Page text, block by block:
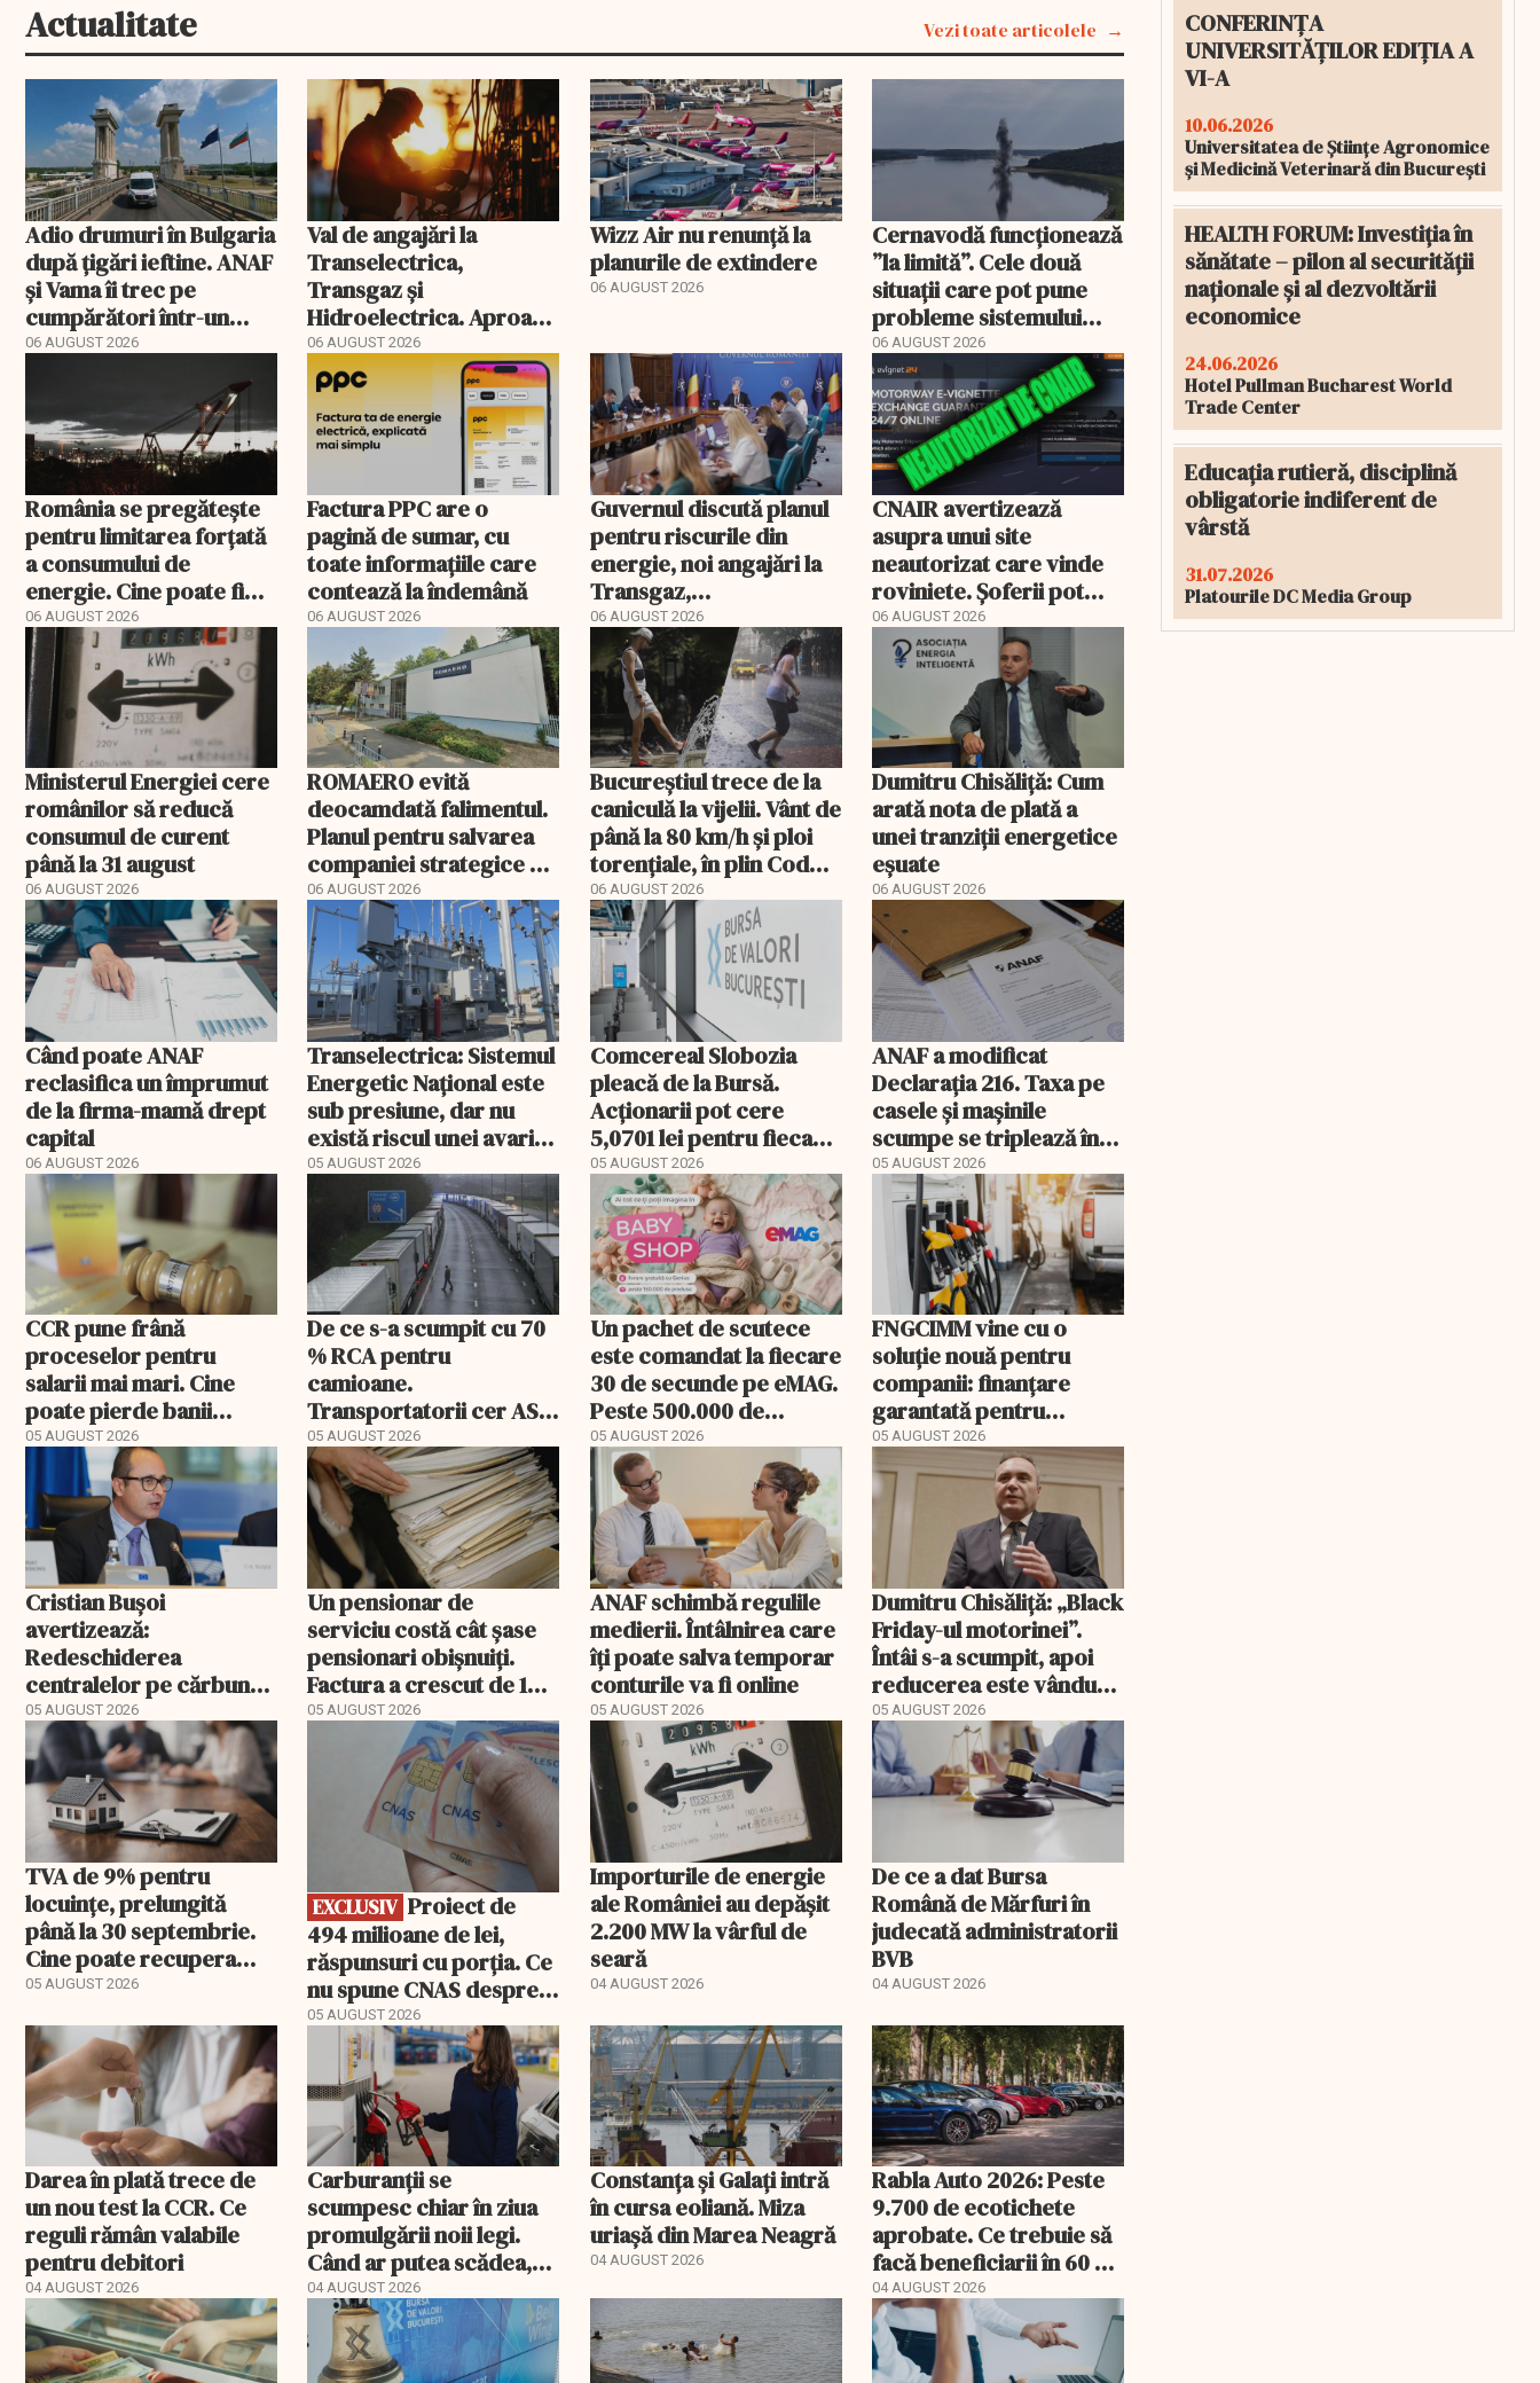
Actualitate Vezi toate articolele
Adio drumuri în Bulgaria
după țigări ieftine. ANAF
și Vama îi trec pe
cumpărători într-un
registru electronic
06 AUGUST 2026
Val de angajări la
Transelectrica,
Transgaz și
Hidroelectrica. Aproape
400 de posturi aprobate
06 AUGUST 2026
Wizz Air nu renunță la
planurile de extindere
06 AUGUST 2026
Cernavodă funcționează
”la limită”. Cele două
situații care pot pune
probleme sistemului
energetic
06 AUGUST 2026
România se pregătește
pentru limitarea forțată
a consumului de
energie. Cine poate fi
deconectat
06 AUGUST 2026
Factura PPC are o
pagină de sumar, cu
toate informațiile care
contează la îndemână
06 AUGUST 2026
Guvernul discută planul
pentru riscurile din
energie, noi angajări la
Transgaz,
Transelectrica și
Hidroelectrica și
programul pentru di
06 AUGUST 2026
CNAIR avertizează
asupra unui site
neautorizat care vinde
roviniete. Șoferii pot
plăti și cu 186% mai mult
06 AUGUST 2026
Ministerul Energiei cere
românilor să reducă
consumul de curent
până la 31 august
06 AUGUST 2026
ROMAERO evită
deocamdată falimentul.
Planul pentru salvarea
companiei strategice a
fost confirmat
06 AUGUST 2026
Bucureștiul trece de la
caniculă la vijelii. Vânt de
până la 80 km/h și ploi
torențiale, în plin Cod
portocaliu
06 AUGUST 2026
Dumitru Chisăliță: Cum
arată nota de plată a
unei tranziții energetice
eșuate
06 AUGUST 2026
Când poate ANAF
reclasifica un împrumut
de la firma-mamă drept
capital
06 AUGUST 2026
Transelectrica: Sistemul
Energetic Național este
sub presiune, dar nu
există riscul unei avarii
majore
05 AUGUST 2026
Comcereal Slobozia
pleacă de la Bursă.
Acționarii pot cere
5,0701 lei pentru fiecare
acțiune
05 AUGUST 2026
ANAF a modificat
Declarația 216. Taxa pe
casele și mașinile
scumpe se triplează în
2026
05 AUGUST 2026
CCR pune frână
proceselor pentru
salarii mai mari. Cine
poate pierde banii
ceruți statului
05 AUGUST 2026
De ce s-a scumpit cu 70
% RCA pentru
camioane.
Transportatorii cer ASF
să publice tarifele
05 AUGUST 2026
Un pachet de scutece
este comandat la fiecare
30 de secunde pe eMAG.
Peste 500.000 de
comenzi pentru
bebeluși au fost cu
livrare a doua
05 AUGUST 2026
FNGCIMM vine cu o
soluție nouă pentru
companii: finanțare
garantată pentru
carburant și transport
05 AUGUST 2026
Cristian Bușoi
avertizează:
Redeschiderea
centralelor pe cărbune
poate costa România
peste un miliard de euro
05 AUGUST 2026
Un pensionar de
serviciu costă cât șase
pensionari obișnuiți.
Factura a crescut de 14
ori mai repede
05 AUGUST 2026
ANAF schimbă regulile
medierii. Întâlnirea care
îți poate salva temporar
conturile va fi online
05 AUGUST 2026
Dumitru Chisăliță: „Black
Friday-ul motorinei”.
Întâi s-a scumpit, apoi
reducerea este vândută
drept ajutor
05 AUGUST 2026
TVA de 9% pentru
locuințe, prelungită
până la 30 septembrie.
Cine poate recupera
diferența de taxă
05 AUGUST 2026
EXCLUSIV
EXCLUSIV Proiect de
494 milioane de lei,
răspunsuri cu porția. Ce
nu spune CNAS despre
noul PIAS
05 AUGUST 2026
Importurile de energie
ale României au depășit
2.200 MW la vârful de
seară
04 AUGUST 2026
De ce a dat Bursa
Română de Mărfuri în
judecată administratorii
BVB
04 AUGUST 2026
Darea în plată trece de
un nou test la CCR. Ce
reguli rămân valabile
pentru debitori
04 AUGUST 2026
Carburanții se
scumpesc chiar în ziua
promulgării noii legi.
Când ar putea scădea,
de fapt, prețul
motorinei
04 AUGUST 2026
Constanța și Galați intră
în cursa eoliană. Miza
uriașă din Marea Neagră
04 AUGUST 2026
Rabla Auto 2026: Peste
9.700 de ecotichete
aprobate. Ce trebuie să
facă beneficiarii în 60 de
zile
04 AUGUST 2026
CONFERINȚA
UNIVERSITĂȚILOR EDIȚIA A
VI-A
10.06.2026
Universitatea de Științe Agronomice
și Medicină Veterinară din București
HEALTH FORUM: Investiția în
sănătate – pilon al securității
naționale și al dezvoltării
economice
24.06.2026
Hotel Pullman Bucharest World
Trade Center
Educația rutieră, disciplină
obligatorie indiferent de
vârstă
31.07.2026
Platourile DC Media Group